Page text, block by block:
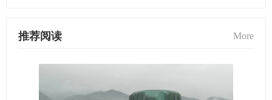
推荐阅读 More